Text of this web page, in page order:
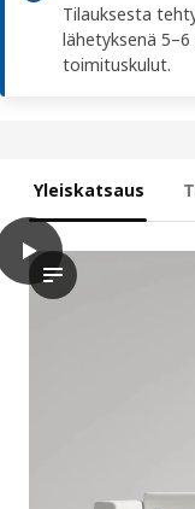
Tilauksesta
lähetyksenä
toimituskulut.
Yleiskatsaus
play
Tässä videossa
SALTSJÖBADEN